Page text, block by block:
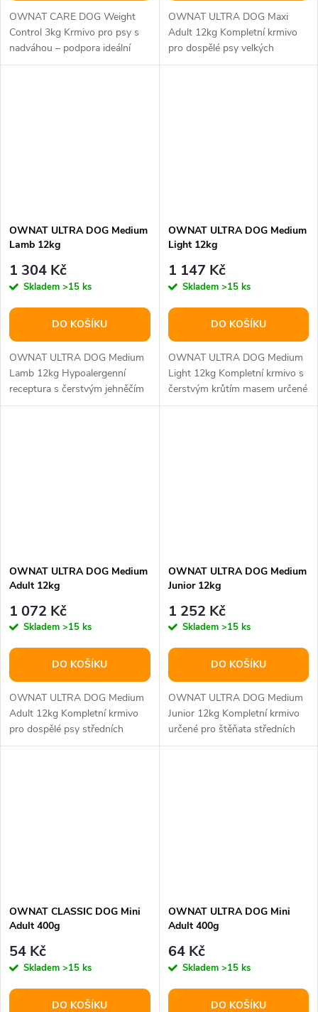
OWNAT CARE DOG Weight
Control 3kg Krmivo pro psy s
nadváhou – podpora ideální
hmotnosti, trávení a kloubů
OWNAT ULTRA DOG Maxi
Adult 12kg Kompletní krmivo
pro dospělé psy velkých
plemen. Ownat Ultra Maxi
OWNAT ULTRA DOG Medium
Lamb 12kg
1 304 Kč
Skladem >15 ks
DO KOŠÍKU
OWNAT ULTRA DOG Medium
Lamb 12kg Hypoalergenní
receptura s čerstvým jehněčím
masem pro dospělé psy
OWNAT ULTRA DOG Medium
Light 12kg
1 147 Kč
Skladem >15 ks
DO KOŠÍKU
OWNAT ULTRA DOG Medium
Light 12kg Kompletní krmivo s
čerstvým krůtím masem určené
pro dospělé psy s nadváhou
OWNAT ULTRA DOG Medium
Adult 12kg
1 072 Kč
Skladem >15 ks
DO KOŠÍKU
OWNAT ULTRA DOG Medium
Adult 12kg Kompletní krmivo
pro dospělé psy středních
plemen (ve věku 1–7 let) s
OWNAT ULTRA DOG Medium
Junior 12kg
1 252 Kč
Skladem >15 ks
DO KOŠÍKU
OWNAT ULTRA DOG Medium
Junior 12kg Kompletní krmivo
určené pro štěňata středních
plemen od odstavu až do
OWNAT CLASSIC DOG Mini
Adult 400g
54 Kč
Skladem >15 ks
DO KOŠÍKU
OWNAT ULTRA DOG Mini
Adult 400g
64 Kč
Skladem >15 ks
DO KOŠÍKU